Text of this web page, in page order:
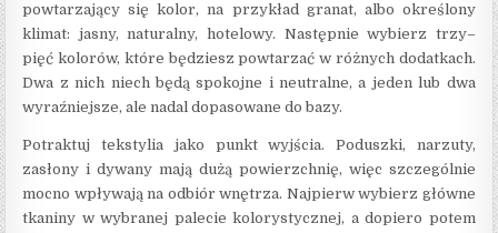
powtarzający się kolor, na przykład granat, albo określony
klimat: jasny, naturalny, hotelowy. Następnie wybierz trzy–
pięć kolorów, które będziesz powtarzać w różnych dodatkach.
Dwa z nich niech będą spokojne i neutralne, a jeden lub dwa
wyraźniejsze, ale nadal dopasowane do bazy.
Potraktuj tekstylia jako punkt wyjścia. Poduszki, narzuty,
zasłony i dywany mają dużą powierzchnię, więc szczególnie
mocno wpływają na odbiór wnętrza. Najpierw wybierz główne
tkaniny w wybranej palecie kolorystycznej, a dopiero potem